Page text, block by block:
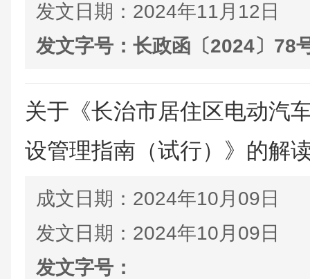
发文日期： 2024年11月12日
发文字号： 长政函〔2024〕78
关于《长治市居住区电动汽
设管理指南（试行）》的解
成文日期： 2024年10月09日
发文日期： 2024年10月09日
发文字号：